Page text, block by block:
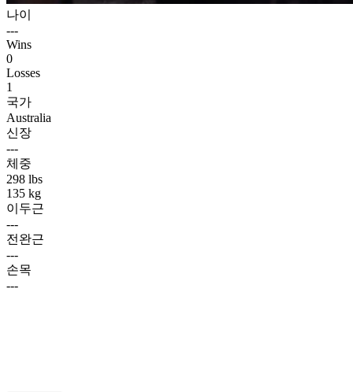
나이
---
Wins
0
Losses
1
국가
Australia
신장
---
체중
298 lbs
135 kg
이두근
---
전완근
---
손목
---